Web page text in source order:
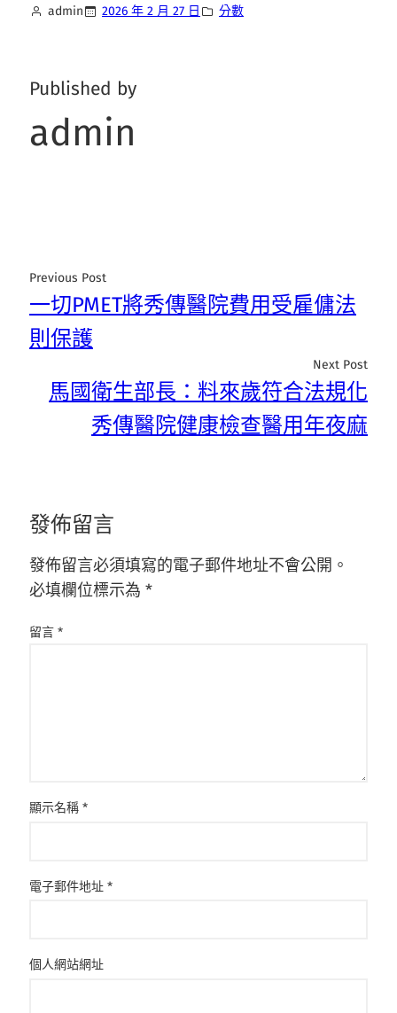
admin 2026 年 2 月 27 日 分數
Published by
admin
Previous Post
一切PMET將秀傳醫院費用受雇傭法
則保護
Next Post
馬國衛生部長：料來歲符合法規化
秀傳醫院健康檢查醫用年夜麻
發佈留言
發佈留言必須填寫的電子郵件地址不會公開。
必填欄位標示為 *
留言 *
顯示名稱 *
電子郵件地址 *
個人網站網址